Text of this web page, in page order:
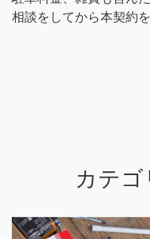
相談をしてから本契約
カテゴ